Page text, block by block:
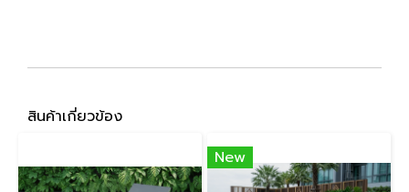
สินค้าเกี่ยวข้อง
New